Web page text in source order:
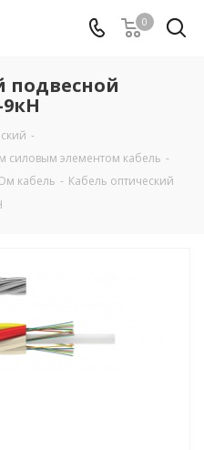
0
подвесной
-
силовым элементом кабель -
кабель - Кабель оптический